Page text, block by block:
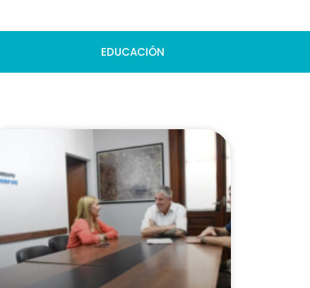
EDUCACIÓN